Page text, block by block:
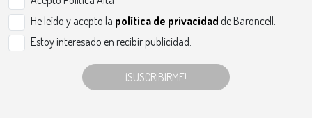
He leído y acepto la política de privacidad de Baroncell.
Estoy interesado en recibir publicidad.
¡SUSCRIBIRME!